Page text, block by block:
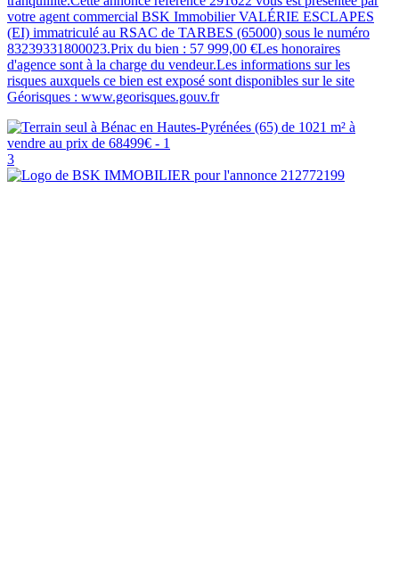
votre agent commercial BSK Immobilier VALÉRIE ESCLAPES
(EI) immatriculé au RSAC de TARBES (65000) sous le numéro
83239331800023.Prix du bien : 57 999,00 €Les honoraires
d'agence sont à la charge du vendeur.Les informations sur les
risques auxquels ce bien est exposé sont disponibles sur le site
Géorisques : www.georisques.gouv.fr
3